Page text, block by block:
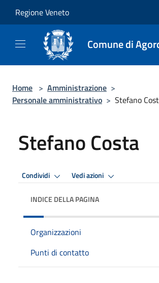
Regione Veneto
Comune di
Home > Amministrazione >
Personale amministrativo > Stefano
Stefano Costa
Condividi Vedi azioni
INDICE DELLA PAGINA
Organizzazioni
Punti di contatto